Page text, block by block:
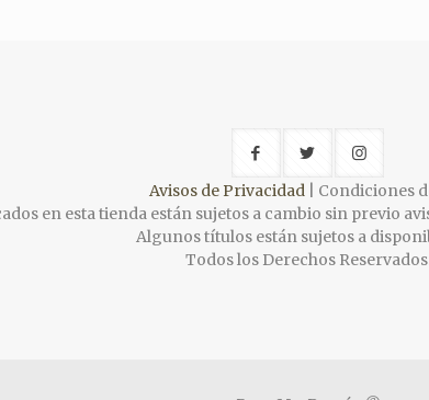
Avisos de Privacidad | Condiciones
en esta tienda están sujetos a cambio sin previo
Algunos títulos están sujetos a
Todos los Derechos